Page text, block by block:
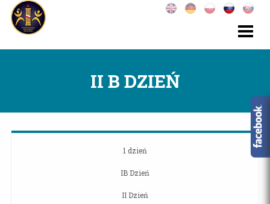
II B DZIEŃ
1 dzień
IB Dzień
II Dzień